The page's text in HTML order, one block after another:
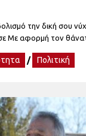
την δική σου
Με αφορμή τον
/ Πολιτική